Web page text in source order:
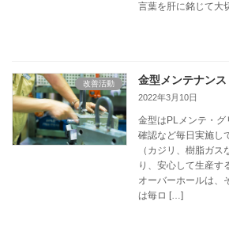
言葉を肝に銘じて大
改善活動 金型メンテナン
2022年3月10日
金型はPLメンテ・
確認など毎日実施し
（カジリ、樹脂ガ
り、安心して生産す
オーバーホールは、
は毎ロ […]